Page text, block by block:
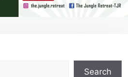
Search